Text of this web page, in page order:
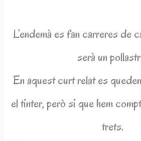
L’endemà es fan carreres de
serà un
En aquest curt relat es
el tinter, però si que hem
trets.